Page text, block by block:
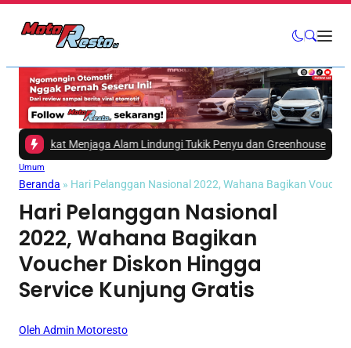
Menjaga Alam Lindungi Tukik Penyu dan Greenhouse|#3 -
Umum
Beranda » Hari Pelanggan Nasional 2022, Wahana Bagikan
Hari Pelanggan Nasional
2022, Wahana Bagikan
Voucher Diskon Hingga
Service Kunjung Gratis
Oleh Admin Motoresto